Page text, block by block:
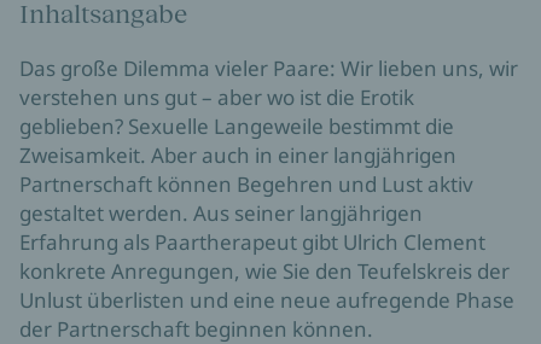
Inhaltsangabe
Das große Dilemma vieler Paare: Wir lieben uns, wir
verstehen uns gut – aber wo ist die Erotik
geblieben? Sexuelle Langeweile bestimmt die
Zweisamkeit. Aber auch in einer langjährigen
Partnerschaft können Begehren und Lust aktiv
gestaltet werden. Aus seiner langjährigen
Erfahrung als Paartherapeut gibt Ulrich Clement
konkrete Anregungen, wie Sie den Teufelskreis der
Unlust überlisten und eine neue aufregende Phase
der Partnerschaft beginnen können.